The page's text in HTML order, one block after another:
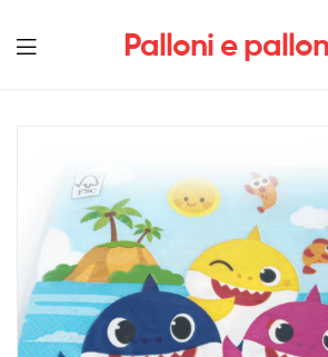
Palloni e
Menu